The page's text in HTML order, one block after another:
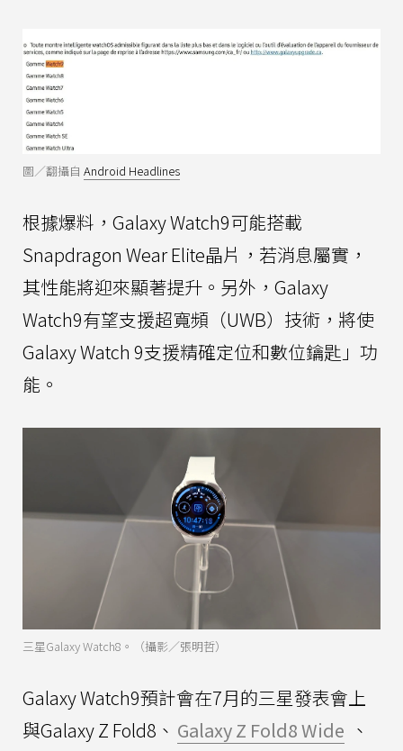
圖／翻攝自 Android Headlines
根據爆料，Galaxy Watch9可能搭載
Snapdragon Wear Elite晶片，若消息屬實，
其性能將迎來顯著提升。另外，Galaxy
Watch9有望支援超寬頻（UWB）技術，將使
Galaxy Watch 9支援精確定位和數位鑰匙」功
能。
三星Galaxy Watch8。（攝影／張明哲）
Galaxy Watch9預計會在7月的三星發表會上
與Galaxy Z Fold8、 Galaxy Z Fold8 Wide 、